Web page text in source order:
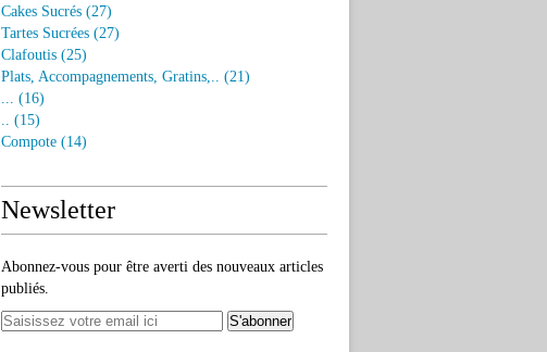
Cakes Sucrés (27)
Tartes Sucrées (27)
Clafoutis (25)
Plats, Accompagnements, Gratins,.. (21)
... (16)
.. (15)
Compote (14)
Newsletter
Abonnez-vous pour être averti des nouveaux articles
publiés.